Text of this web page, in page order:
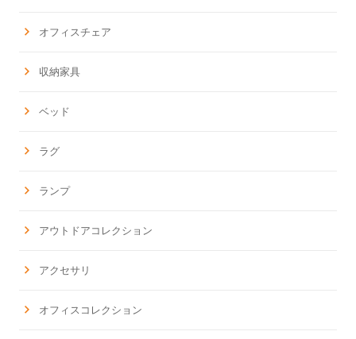
オフィスチェア
収納家具
ベッド
ラグ
ランプ
アウトドアコレクション
アクセサリ
オフィスコレクション